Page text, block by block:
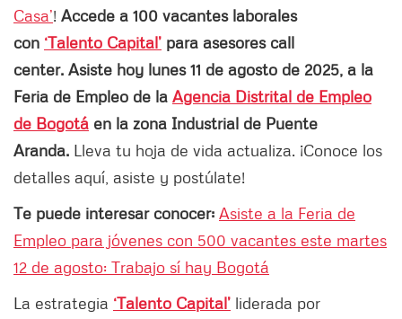
Casa’! Accede a 100 vacantes laborales
con ‘Talento Capital’ para asesores call
center. Asiste hoy lunes 11 de agosto de 2025, a la
Feria de Empleo de la Agencia Distrital de Empleo
de Bogotá en la zona Industrial de Puente
Aranda. Lleva tu hoja de vida actualiza. ¡Conoce los
detalles aquí, asiste y postúlate!
Te puede interesar conocer: Asiste a la Feria de
Empleo para jóvenes con 500 vacantes este martes
12 de agosto: Trabajo sí hay Bogotá
La estrategia ‘Talento Capital’ liderada por